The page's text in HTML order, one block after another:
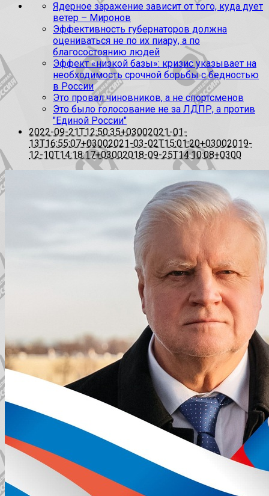
Ядерное заражение зависит от того, куда дует
ветер – Миронов
Эффективность губернаторов должна
оцениваться не по их пиару, а по
благосостоянию людей
Эффект «низкой базы»: кризис указывает на
необходимость срочной борьбы с бедностью
в России
Это провал чиновников, а не спортсменов
Это было голосование не за ЛДПР, а против
"Единой России"
2022-09-21T12:50:35+03002021-01-
13T16:55:07+03002021-03-02T15:01:20+03002019-
12-10T14:18:17+03002018-09-25T14:10:08+0300